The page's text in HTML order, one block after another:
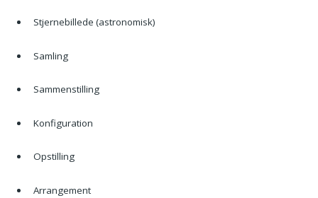
Stjernebillede (astronomisk)
Samling
Sammenstilling
Konfiguration
Opstilling
Arrangement